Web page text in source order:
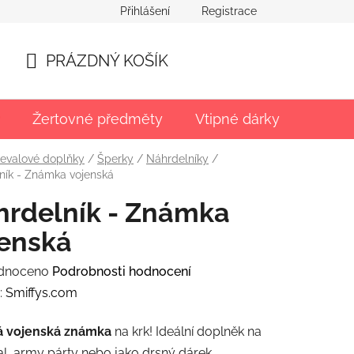
Přihlášení Registrace
KOŠÍK
PRÁZDNÝ KOŠÍK
Žertovné předměty Vtipné dárky
doplňky / Šperky / Náhrdelníky /
- Známka vojenská
- Známka
Podrobnosti hodnocení
Smiffys.com
vojenská známka na krk! Ideální doplněk na